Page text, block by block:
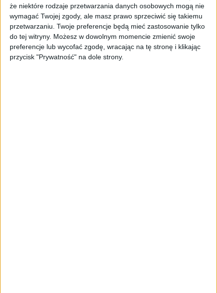
że niektóre rodzaje przetwarzania danych osobowych mogą nie
wymagać Twojej zgody, ale masz prawo sprzeciwić się takiemu
przetwarzaniu. Twoje preferencje będą mieć zastosowanie tylko
do tej witryny. Możesz w dowolnym momencie zmienić swoje
preferencje lub wycofać zgodę, wracając na tę stronę i klikając
przycisk "Prywatność" na dole strony.